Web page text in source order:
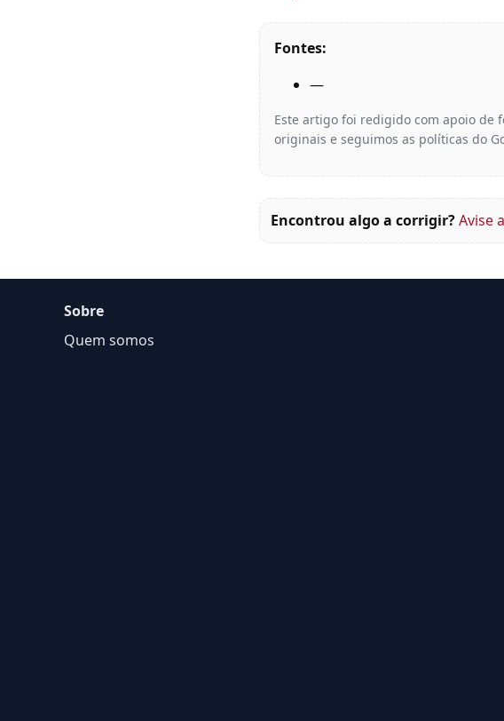
Fontes:
—
Este artigo foi redigido com apoio de
originais e seguimos as políticas do
Encontrou algo a corrigir?Avise
Sobre
Quem somos